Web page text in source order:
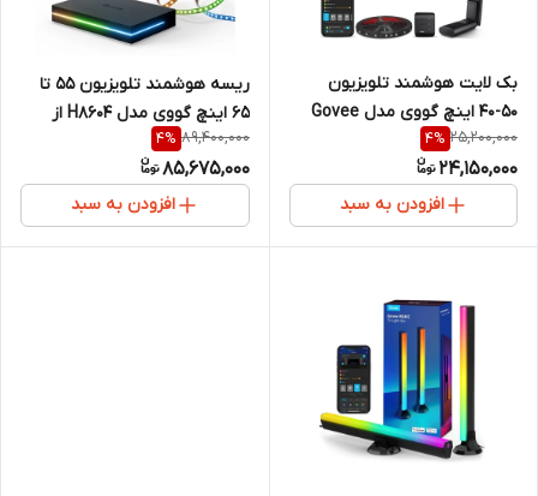
بک لایت هوشمند تلویزیون
۵۰-۴۰ اینچ گووی مدل Govee
RGBICW
25,200,000
4%
24,150,000
افزودن به سبد
ریسه هوشمند تلویزیون ۵۵ تا
۶۵ اینچ گووی مدل H8604 از
89,400,000
4%
85,675,000
افزودن به سبد